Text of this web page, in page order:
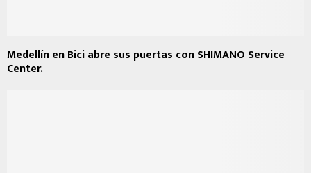
Medellín en Bici abre sus puertas con SHIMANO Service
Center.